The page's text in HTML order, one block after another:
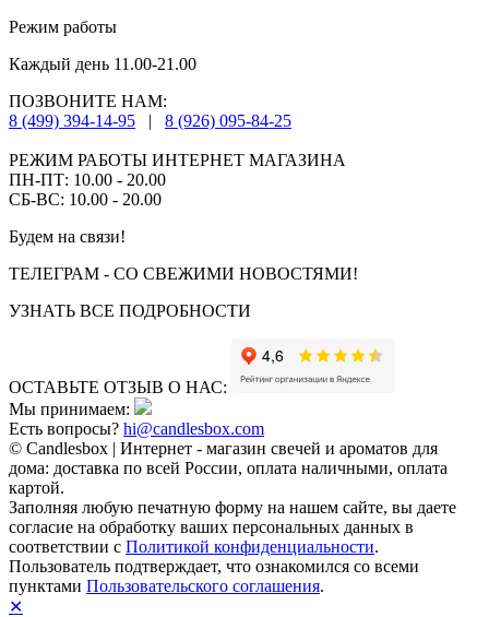
Режим работы
Каждый день 11.00-21.00
ПОЗВОНИТЕ НАМ:
8 (499) 394-14-95
| 8 (926) 095-84-25
РЕЖИМ РАБОТЫ ИНТЕРНЕТ МАГАЗИНА
ПН-ПТ: 10.00 - 20.00
СБ-ВС: 10.00 - 20.00
Будем на связи!
ТЕЛЕГРАМ - СО СВЕЖИМИ НОВОСТЯМИ!
УЗНАТЬ ВСЕ ПОДРОБНОСТИ
ОСТАВЬТЕ ОТЗЫВ О НАС:
Мы принимаем:
Есть вопросы? hi@candlesbox.com
© Candlesbox | Интернет - магазин свечей и ароматов для
дома: доставка по всей России, оплата наличными, оплата
картой.
Заполняя любую печатную форму на нашем сайте, вы даете
согласие на обработку ваших персональных данных в
соответствии с Политикой конфиденциальности.
Пользователь подтверждает, что ознакомился со всеми
пунктами Пользовательского соглашения.
✕